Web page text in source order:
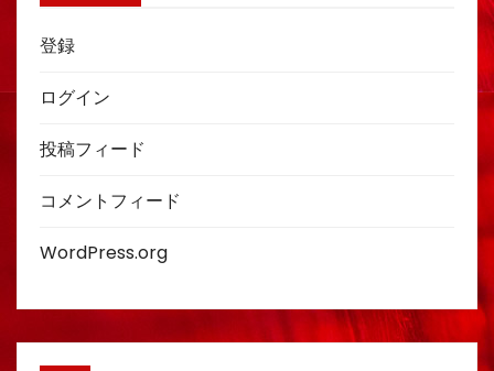
登録
ログイン
投稿フィード
コメントフィード
WordPress.org